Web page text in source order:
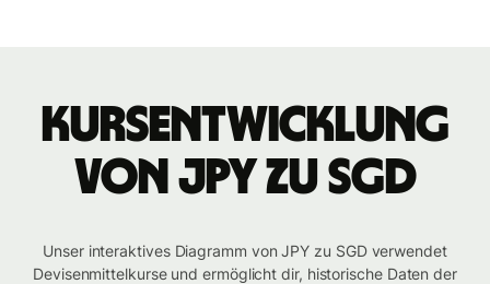
Kursentwicklung
von JPY zu SGD
Unser interaktives Diagramm von JPY zu SGD verwendet
Devisenmittelkurse und ermöglicht dir, historische Daten der